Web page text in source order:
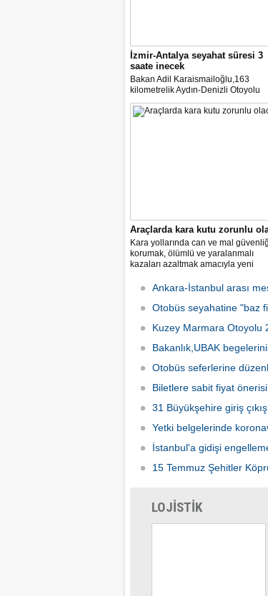
İzmir-Antalya seyahat süresi 3
saate inecek
Bakan Adil Karaismailoğlu,163
kilometrelik Aydın-Denizli Otoyolu
ayağının ihalesine 11 Haziran'da
çıkılacağını belirterek, "İzmir ile
Araçlarda kara kutu zorunlu
Kara yollarında can ve mal
korumak, ölümlü ve yaralanmalı
kazaları azaltmak amacıyla yeni
güvenlik sistemlerine ilişkin esaslar
Ankara-İstanbul arası
Otobüs seyahatine "baz
Kuzey Marmara Otoyolu
Bakanlık,UBAK
Otobüs seferlerine
Biletlere sabit fiyat önerisi
31 Büyükşehire giriş
Yetki belgelerinde
İstanbul'a gidişi
15 Temmuz Şehitler
LOJİSTİK